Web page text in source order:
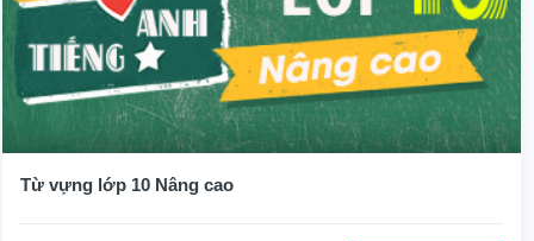
Từ vựng lớp 10 Nâng cao